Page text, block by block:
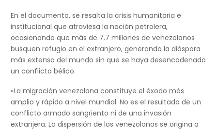
En el documento, se resalta la crisis humanitaria e
institucional que atraviesa la nación petrolera,
ocasionando que más de 7.7 millones de venezolanos
busquen refugio en el extranjero, generando la diáspora
más extensa del mundo sin que se haya desencadenado
un conflicto bélico.
«La migración venezolana constituye el éxodo más
amplio y rápido a nivel mundial. No es el resultado de un
conflicto armado sangriento ni de una invasión
extranjera. La dispersión de los venezolanos se origina a